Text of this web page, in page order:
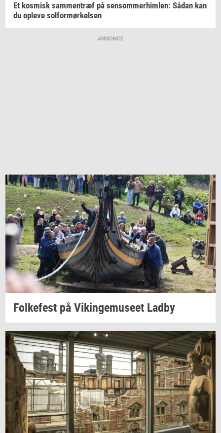
Et kos­misk sam­men­træf på sen­som­mer­him­len: Sådan kan
du op­le­ve sol­for­mør­kel­sen
ANNONCE
Fol­ke­fest på Vikin­gemu­se­et Ladby